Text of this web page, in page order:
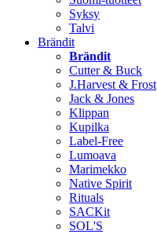
Syksy
Talvi
Brändit
Brändit
Cutter & Buck
J.Harvest & Frost
Jack & Jones
Klippan
Kupilka
Label-Free
Lumoava
Marimekko
Native Spirit
Rituals
SACKit
SOL'S